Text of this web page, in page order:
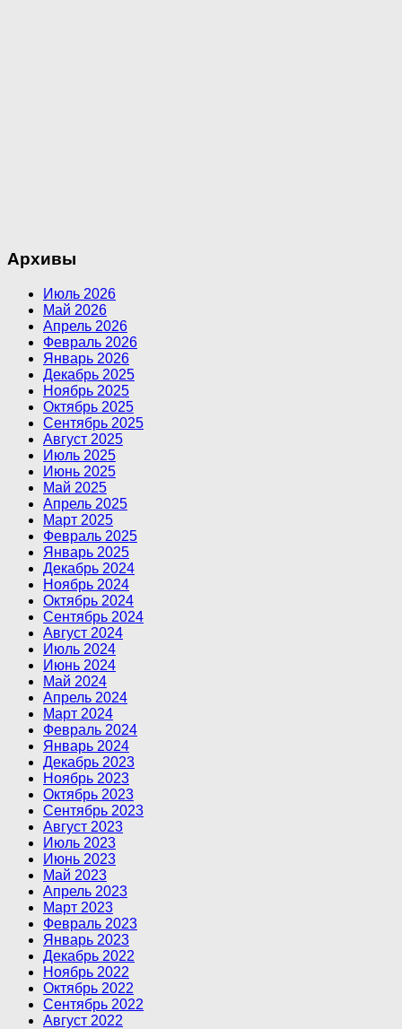
Архивы
Июль 2026
Май 2026
Апрель 2026
Февраль 2026
Январь 2026
Декабрь 2025
Ноябрь 2025
Октябрь 2025
Сентябрь 2025
Август 2025
Июль 2025
Июнь 2025
Май 2025
Апрель 2025
Март 2025
Февраль 2025
Январь 2025
Декабрь 2024
Ноябрь 2024
Октябрь 2024
Сентябрь 2024
Август 2024
Июль 2024
Июнь 2024
Май 2024
Апрель 2024
Март 2024
Февраль 2024
Январь 2024
Декабрь 2023
Ноябрь 2023
Октябрь 2023
Сентябрь 2023
Август 2023
Июль 2023
Июнь 2023
Май 2023
Апрель 2023
Март 2023
Февраль 2023
Январь 2023
Декабрь 2022
Ноябрь 2022
Октябрь 2022
Сентябрь 2022
Август 2022